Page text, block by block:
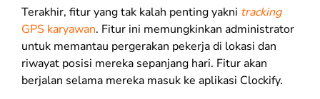
Terakhir, fitur yang tak kalah penting yakni tracking
GPS karyawan. Fitur ini memungkinkan administrator
untuk memantau pergerakan pekerja di lokasi dan
riwayat posisi mereka sepanjang hari. Fitur akan
berjalan selama mereka masuk ke aplikasi Clockify.